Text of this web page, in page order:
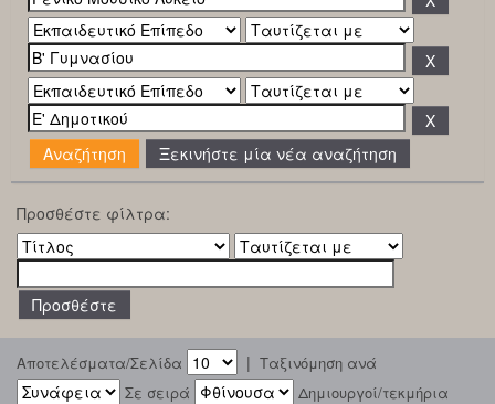
Ξεκινήστε μία νέα αναζήτηση
Προσθέστε φίλτρα:
Αποτελέσματα/Σελίδα | Ταξινόμηση ανά
Σε σειρά
Δημιουργοί/τεκμήρια